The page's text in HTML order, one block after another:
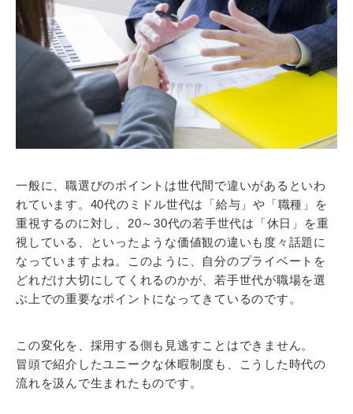
一般に、職選びのポイントは世代間で違いがあるといわ
れています。40代のミドル世代は「給与」や「職種」を
重視するのに対し、20～30代の若手世代は「休日」を重
視している、といったような価値観の違いも度々話題に
なっていますよね。このように、自分のプライベートを
どれだけ大切にしてくれるのかが、若手世代が職場を選
ぶ上での重要なポイントになってきているのです。
この変化を、採用する側も見逃すことはできません。
冒頭で紹介したユニークな休暇制度も、こうした時代の
流れを汲んで生まれたものです。